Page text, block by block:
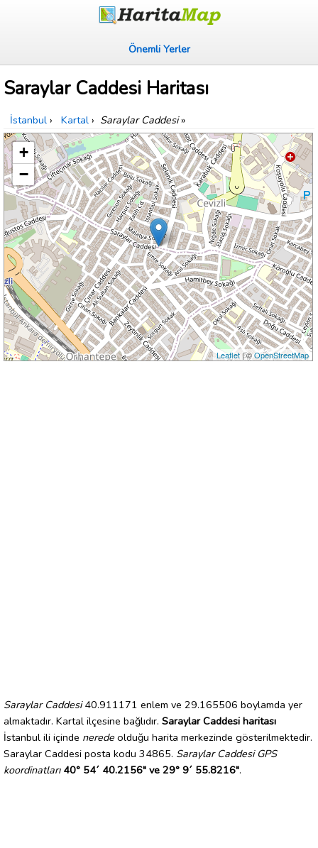
Önemli Yerler
Saraylar Caddesi Haritası
İstanbul › Kartal › Saraylar Caddesi»
+
−
Leaflet| ©OpenStreetMap
Saraylar Caddesi40.911171 enlem ve 29.165506 boylamda yer
almaktadır. Kartal ilçesine bağlıdır. Saraylar Caddesi haritası
İstanbul ili içinde nerede olduğu harita merkezinde gösterilmektedir.
Saraylar Caddesi posta kodu 34865. Saraylar Caddesi GPS
koordinatları 40° 54´ 40.2156" ve 29° 9´ 55.8216".